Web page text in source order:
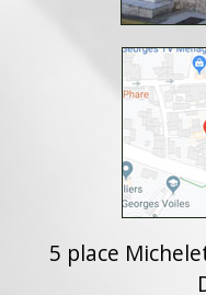
5 place